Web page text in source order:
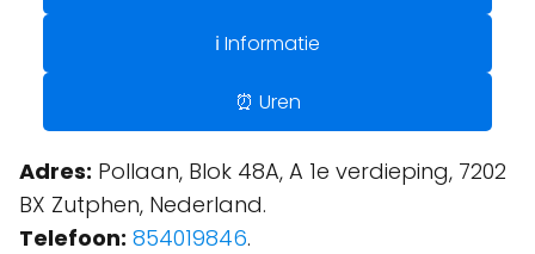
ℹ️ Informatie
⏰ Uren
Adres: Pollaan, Blok 48A, A 1e verdieping, 7202
BX Zutphen, Nederland.
Telefoon: 854019846.